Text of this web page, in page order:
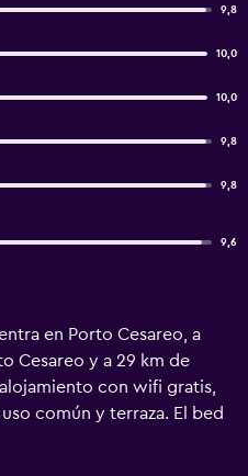
9,8
10,0
10,0
9,8
9,8
9,6
en Porto Cesareo, a
Cesareo y a 29 km de
con wifi gratis,
común y terraza. El bed
plana y baño privado
secador de pelo y bidet. Il